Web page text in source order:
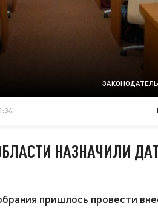
НАЗНАЧИЛИ
пришлось провести